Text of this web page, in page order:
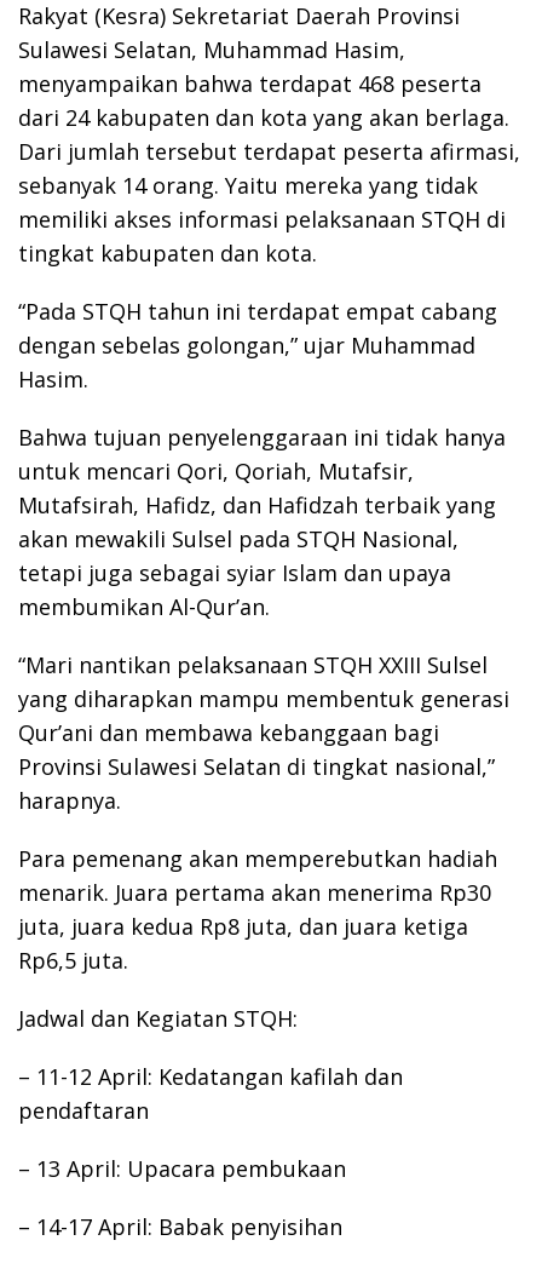
Rakyat (Kesra) Sekretariat Daerah Provinsi
Sulawesi Selatan, Muhammad Hasim,
menyampaikan bahwa terdapat 468 peserta
dari 24 kabupaten dan kota yang akan berlaga.
Dari jumlah tersebut terdapat peserta afirmasi,
sebanyak 14 orang. Yaitu mereka yang tidak
memiliki akses informasi pelaksanaan STQH di
tingkat kabupaten dan kota.
“Pada STQH tahun ini terdapat empat cabang
dengan sebelas golongan,” ujar Muhammad
Hasim.
Bahwa tujuan penyelenggaraan ini tidak hanya
untuk mencari Qori, Qoriah, Mutafsir,
Mutafsirah, Hafidz, dan Hafidzah terbaik yang
akan mewakili Sulsel pada STQH Nasional,
tetapi juga sebagai syiar Islam dan upaya
membumikan Al-Qur’an.
“Mari nantikan pelaksanaan STQH XXIII Sulsel
yang diharapkan mampu membentuk generasi
Qur’ani dan membawa kebanggaan bagi
Provinsi Sulawesi Selatan di tingkat nasional,”
harapnya.
Para pemenang akan memperebutkan hadiah
menarik. Juara pertama akan menerima Rp30
juta, juara kedua Rp8 juta, dan juara ketiga
Rp6,5 juta.
Jadwal dan Kegiatan STQH:
– 11-12 April: Kedatangan kafilah dan
pendaftaran
– 13 April: Upacara pembukaan
– 14-17 April: Babak penyisihan